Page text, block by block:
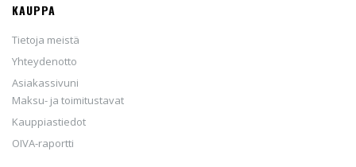
KAUPPA
Tietoja meistä
Yhteydenotto
Asiakassivuni
Maksu- ja toimitustavat
Kauppiastiedot
OIVA-raportti